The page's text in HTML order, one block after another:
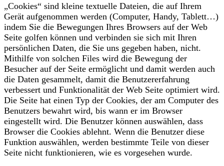
„Cookies“ sind kleine textuelle Dateien, die auf Ihrem
Gerät aufgenommen werden (Computer, Handy, Tablett…)
indem Sie die Bewegungen Ihres Browsers auf der Web
Seite golfen können und verbinden sie sich mit Ihren
persönlichen Daten, die Sie uns gegeben haben, nicht.
Mithilfe von solchen Files wird die Bewegung der
Besucher auf der Seite ermöglicht und damit werden auch
die Daten gesammelt, damit die Benutzererfahrung
verbessert und Funktionalität der Web Seite optimiert wird.
Die Seite hat einen Typ der Cookies, der am Computer des
Benutzers bewahrt wird, bis wann er im Browser
eingestellt wird. Die Benutzer können auswählen, dass
Browser die Cookies ablehnt. Wenn die Benutzer diese
Funktion auswählen, werden bestimmte Teile von dieser
Seite nicht funktionieren, wie es vorgesehen wurde.